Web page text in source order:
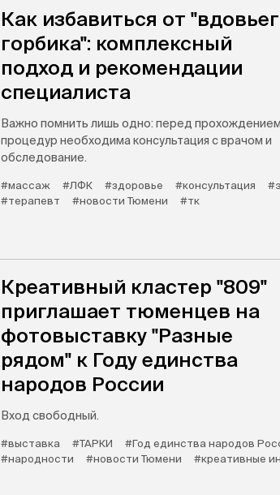
Как избавиться от
горбика": комплексный
подход и рекомендации
специалиста
Важно помнить лишь одно: перед прохождением
процедур необходима консультация с врачом и
обследование.
#массаж #ЛФК #здоровье #консультация
#терапевт
#новости Тюмени #тк
Креативный кластер "809"
приглашает тюменцев на
фотовыставку "Разные
рядом" к Году единства
народов России
Вход свободный.
#выставка #ТАРКИ #Год единства народов
#народности
#новости Тюмени #креативные